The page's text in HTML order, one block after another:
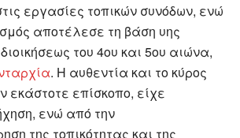
εργασίες τοπικών συνόδων, ενώ
αποτέλεσε τη βάση υης
του 4ου και 5ου αιώνα,
. Η αυθεντία και το κύρος
εκάστοτε επίσκοπο, είχε
ενώ από την
της τοπικότητας και της